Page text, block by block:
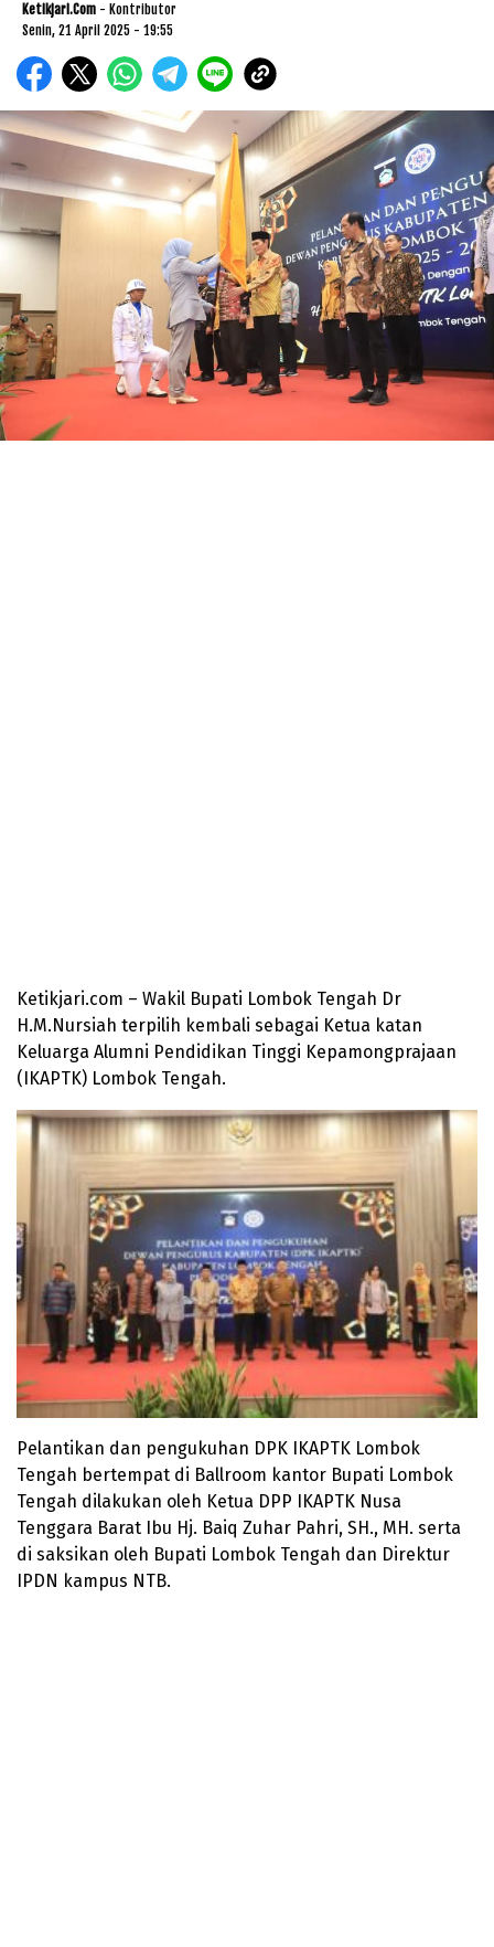
Ketikjari.com - Kontributor
Senin, 21 April 2025 - 19:55
Ketikjari.com – Wakil Bupati Lombok Tengah Dr
H.M.Nursiah terpilih kembali sebagai Ketua katan
Keluarga Alumni Pendidikan Tinggi Kepamongprajaan
(IKAPTK) Lombok Tengah.
Pelantikan dan pengukuhan DPK IKAPTK Lombok
Tengah bertempat di Ballroom kantor Bupati Lombok
Tengah dilakukan oleh Ketua DPP IKAPTK Nusa
Tenggara Barat Ibu Hj. Baiq Zuhar Pahri, SH., MH. serta
di saksikan oleh Bupati Lombok Tengah dan Direktur
IPDN kampus NTB.